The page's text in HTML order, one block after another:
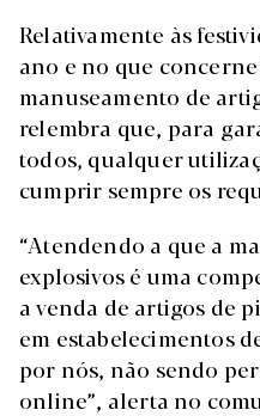
Relativamente às
ano e no que
manuseamento de
relembra que, para
todos, qualquer
cumprir sempre os
“Atendendo a que a
explosivos é uma
a venda de artigos de
em estabelecimentos
por nós, não sendo
online”, alerta no